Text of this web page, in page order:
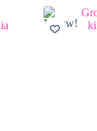
Nieuw!